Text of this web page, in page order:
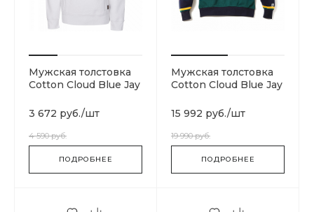
Мужская толстовка
Cotton Cloud Blue Jay
3 672 руб./шт
4 590 руб.
ПОДРОБНЕЕ
Мужская толстовка
Cotton Cloud Blue Jay
BLUE
15 992 руб./шт
19 990 руб.
ПОДРОБНЕЕ